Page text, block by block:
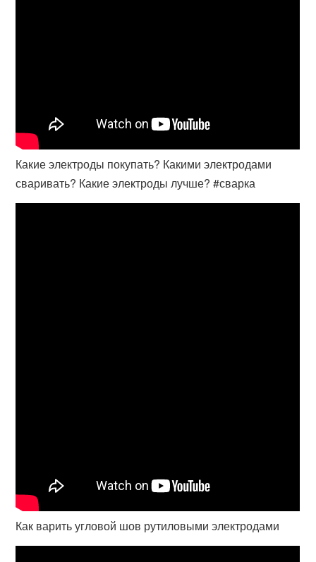
Какие электроды покупать? Какими электродами
сваривать? Какие электроды лучше? #сварка
Как варить угловой шов рутиловыми электродами